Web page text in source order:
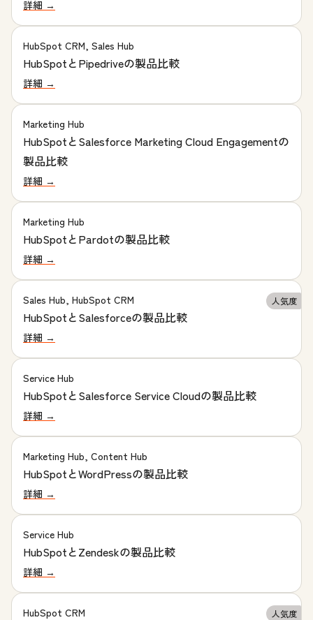
詳細 →
HubSpot CRM, Sales Hub
HubSpotとPipedriveの製品比較
詳細 →
Marketing Hub
HubSpotとSalesforce Marketing Cloud Engagementの
製品比較
詳細 →
Marketing Hub
HubSpotとPardotの製品比較
詳細 →
Sales Hub, HubSpot CRM 人気度
HubSpotとSalesforceの製品比較
詳細 →
Service Hub
HubSpotとSalesforce Service Cloudの製‍品比較
詳細 →
Marketing Hub, Content Hub
HubSpotとWordPressの製品比較
詳細 →
Service Hub
HubSpotとZendeskの製品比較
詳細 →
HubSpot CRM 人気度